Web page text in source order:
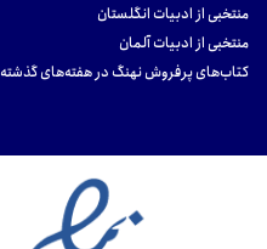
منتخبی از ادبیات انگلستان
منتخبی از ادبیات آلمان
کتاب‌های پرفروش نهنگ در هفته‌های گذشته